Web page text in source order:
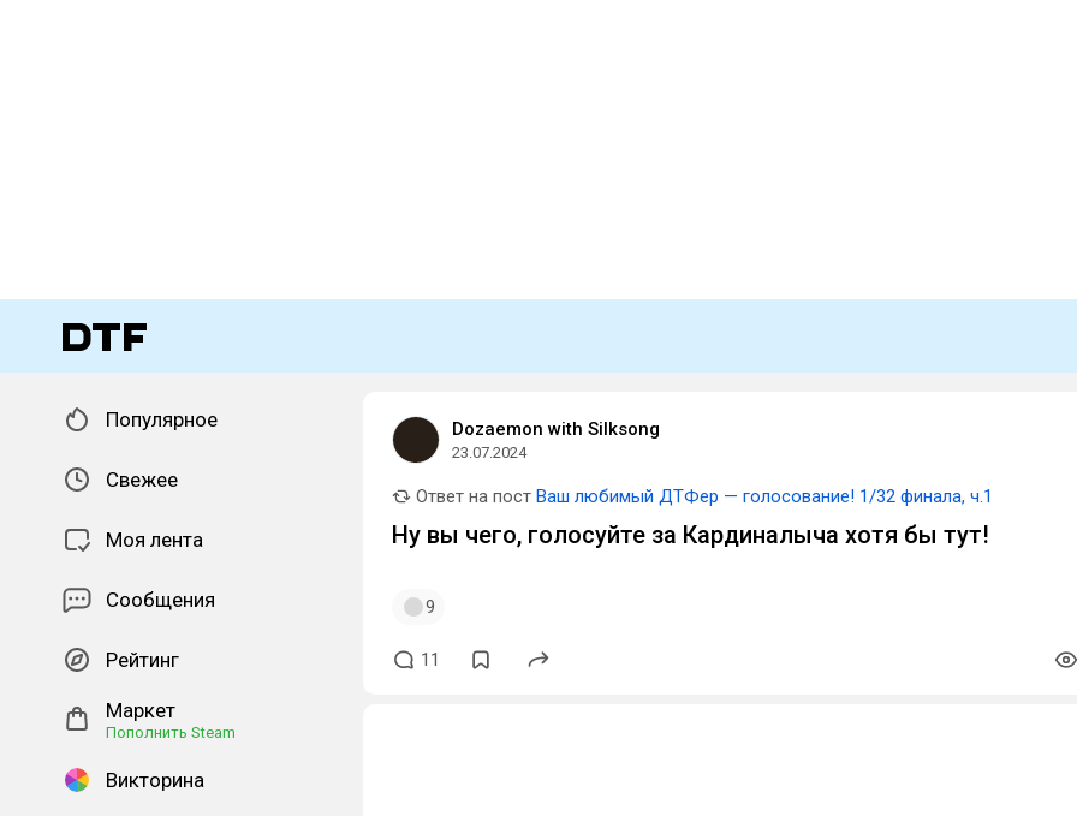
Популярное
Свежее
Моя лента
Сообщения
Рейтинг
Маркет
Пополнить Steam
Викторина
Dozaemon with Silksong
23.07.2024
Ответ на пост Ваш любимый ДТФер — голосование! 1/32 финала, ч.1
Ну вы чего, голосуйте за Кардиналыча хотя бы тут!
9
11